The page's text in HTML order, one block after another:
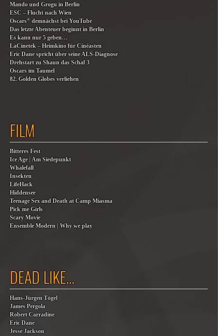
Mando und Grogu in Berlin
ESC – Flucht nach Wien
Oscars® demnächst bei YouTube
Das letzte Abenteuer beginnt in Berlin
Es kann nur 5 geben…
LaCinetek – Heimkino für Cinéasten
Eric Dane spricht über seine ALS-Diagnose
Drehstart zu Shaun das Schaf 3
Oscars im Taumel
82. Golden Globes verliehen
FILM
Bitteres Fest
Ice Age | Am Siedepunkt
Whalefall
Insekten
LifeHack
Hiddensee
Teenage Sex and Death at Camp Miasma
Pick me Girls
Scary Movie
Ensemble Modern | Why we play
DEAD LIKE…
Hans-Jürgen Tögel
James Pergola
Robert Carradine
Eric Dane
Jesse Jackson